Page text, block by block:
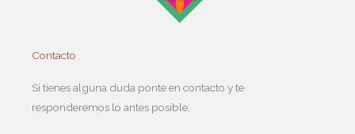
Contacto
Si tienes alguna duda ponte en contacto y te
responderemos lo antes posible.